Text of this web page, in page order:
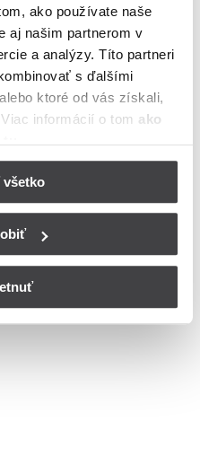
ako používate naše
aj našim partnerom v
a analýzy. Títo partneri
s ďalšími
ktoré od vás získali,
informácií o tom ako
Streda
dostupných ulíc v danom